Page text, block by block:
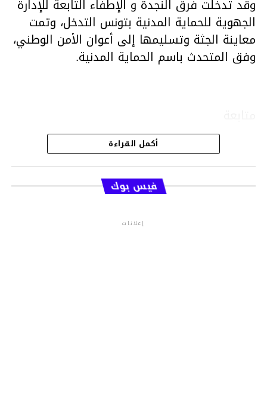
وقد تدخلت فرق النجدة و الإطفاء التابعة للإدارة
الجهوية للحماية المدنية بتونس التدخل، وتمت
معاينة الجثة وتسليمها إلى أعوان الأمن الوطني،
وفق المتحدث باسم الحماية المدنية.
قسم الاخبار
أكمل القراءة
فيس بوك
إعلانات